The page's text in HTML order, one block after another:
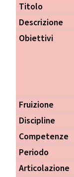
Titolo
Descrizione
Obiettivi
Fruizione
Discipline
Competenze
Periodo
Articolazione